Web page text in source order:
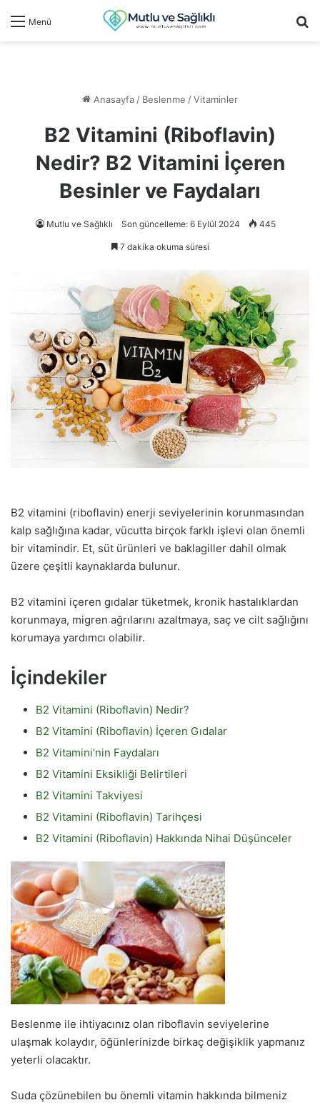
Menü
Anasayfa/ Beslenme /Vitaminler
B2 Vitamini (Riboflavin)
Nedir? B2 Vitamini İçeren
Besinler ve Faydaları
Mutlu ve Sağlıklı Son güncelleme: 6 Eylül 2024 445
7 dakika okuma süresi
B2 vitamini (riboflavin) enerji seviyelerinin korunmasından
kalp sağlığına kadar, vücutta birçok farklı işlevi olan önemli
bir vitamindir. Et, süt ürünleri ve baklagiller dahil olmak
üzere çeşitli kaynaklarda bulunur.
B2 vitamini içeren gıdalar tüketmek, kronik hastalıklardan
korunmaya, migren ağrılarını azaltmaya, saç ve cilt sağlığını
korumaya yardımcı olabilir.
İçindekiler
B2 Vitamini (Riboflavin) Nedir?
B2 Vitamini (Riboflavin) İçeren Gıdalar
B2 Vitamini’nin Faydaları
B2 Vitamini Eksikliği Belirtileri
B2 Vitamini Takviyesi
B2 Vitamini (Riboflavin) Tarihçesi
B2 Vitamini (Riboflavin) Hakkında Nihai Düşünceler
Beslenme ile ihtiyacınız olan riboflavin seviyelerine
ulaşmak kolaydır, öğünlerinizde birkaç değişiklik yapmanız
yeterli olacaktır.
Suda çözünebilen bu önemli vitamin hakkında bilmeniz